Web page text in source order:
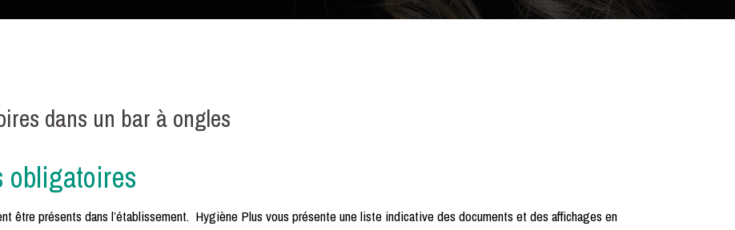
dans un bar à ongles
obligatoires
être présents dans l’établissement. Hygiène Plus vous présente une liste indicative des documents et des affichages en